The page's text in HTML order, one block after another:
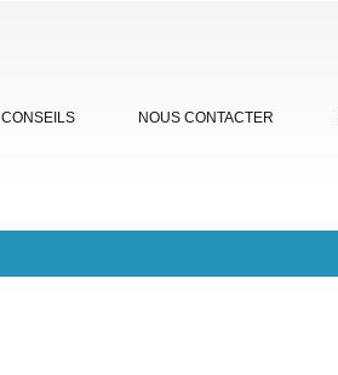
CONSEILS NOUS CONTACTER